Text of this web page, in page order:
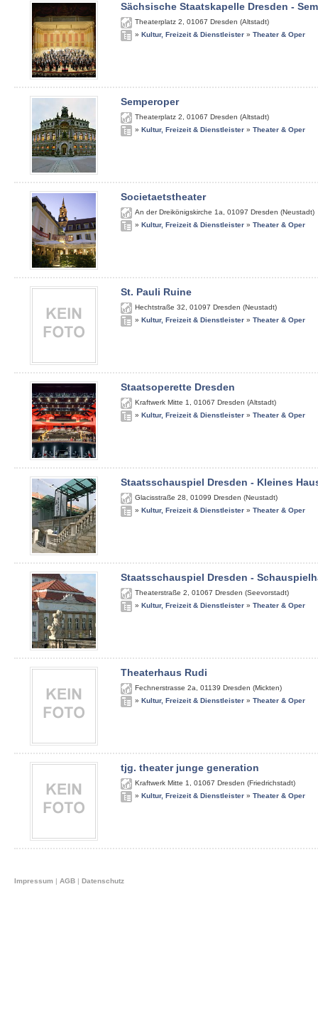
Sächsische Staatskapelle Dresden -
Theaterplatz 2 01067 Dresden (Altstadt)
» Kultur, Freizeit & Dienstleister » Theater & Oper
Semperoper
Theaterplatz 2 01067 Dresden (Altstadt)
» Kultur, Freizeit & Dienstleister » Theater & Oper
Societaetstheater
An der Dreikönigskirche 1a 01097 Dresden (Neustadt)
» Kultur, Freizeit & Dienstleister » Theater & Oper
St. Pauli Ruine
Hechtstraße 32 01097 Dresden (Neustadt)
» Kultur, Freizeit & Dienstleister » Theater & Oper
Staatsoperette Dresden
Kraftwerk Mitte 1 01067 Dresden (Altstadt)
» Kultur, Freizeit & Dienstleister » Theater & Oper
Staatsschauspiel Dresden - Kleines
Glacisstraße 28 01099 Dresden (Neustadt)
» Kultur, Freizeit & Dienstleister » Theater & Oper
Staatsschauspiel Dresden -
Theaterstraße 2 01067 Dresden (Seevorstadt)
» Kultur, Freizeit & Dienstleister » Theater & Oper
Theaterhaus Rudi
Fechnerstrasse 2a 01139 Dresden (Mickten)
» Kultur, Freizeit & Dienstleister » Theater & Oper
tjg. theater junge generation
Kraftwerk Mitte 1 01067 Dresden (Friedrichstadt)
» Kultur, Freizeit & Dienstleister » Theater & Oper
Impressum | AGB | Datenschutz